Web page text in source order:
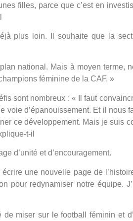
filles, parce que c’est en
plus loin. Il souhaite que la
national. Mais à moyen terme,
féminine de la CAF. »
sont nombreux : « Il faut
voie d’épanouissement. Et il nous
ce développement. Mais je suis
t-il
d’unité et d’encouragement.
une nouvelle page de
pour redynamiser notre équipe.
miser sur le football féminin et